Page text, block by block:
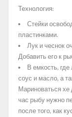
Технология:
Стейки
пластинками.
Лук и чеснок
Добавить его к
В емкость,
соус и масло, а
Мариноваться
час рыбу нужно
после того, как